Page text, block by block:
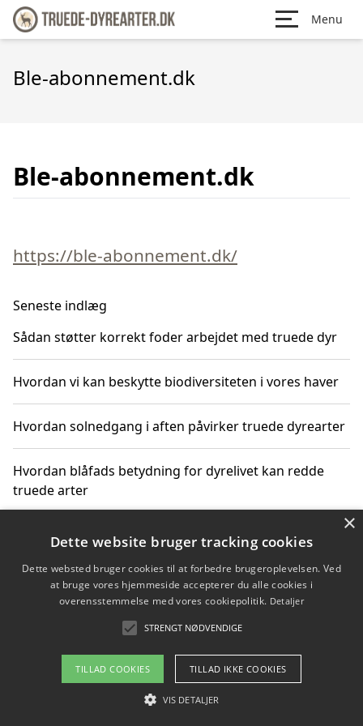
Menu
Ble-abonnement.dk
Ble-abonnement.dk
https://ble-abonnement.dk/
Seneste indlæg
Sådan støtter korrekt foder arbejdet med truede dyr
Hvordan vi kan beskytte biodiversiteten i vores haver
Hvordan solnedgang i aften påvirker truede dyrearter
Hvordan blåfads betydning for dyrelivet kan redde
truede arter
Hvordan kan gaver til unge voksne støtte bevarelsen
Copyright 2026 - Pilanto Aps
Om / kontakt
Blog Betingelser
×
Dette website bruger tracking cookies
Dette websted bruger cookies til at forbedre brugeroplevelsen. Ved
at bruge vores hjemmeside accepterer du alle cookies i
overensstemmelse med vores cookiepolitik. Detaljer
STRENGT NØDVENDIGE
TILLAD COOKIES TILLAD IKKE COOKIES
VIS DETALJER